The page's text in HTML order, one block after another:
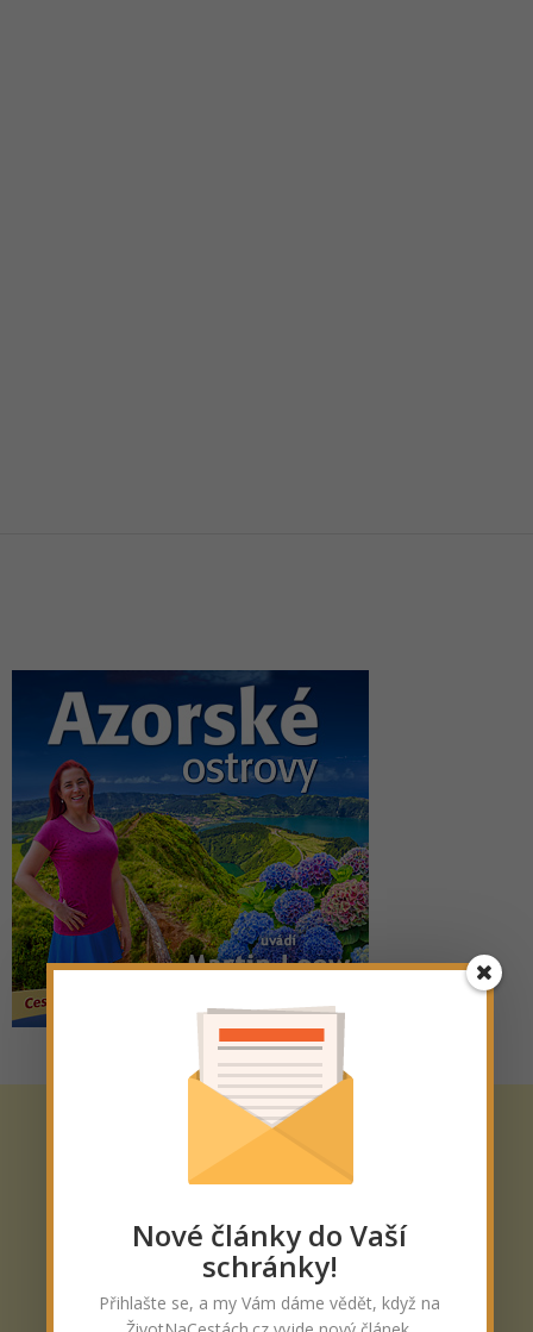
Nové články do Vaší
schránky!
Přihlašte se, a my Vám dáme vědět, když na